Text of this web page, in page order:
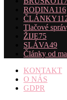
RODINA116
ČLÁNKY
Tlačové
ŽIJE75
SLÁVA49
Články od
KONTAKT
O NÁS
GDPR